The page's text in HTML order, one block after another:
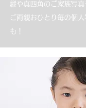
縦や真四角のご家族写真
ご両親おひとり毎の個
も！